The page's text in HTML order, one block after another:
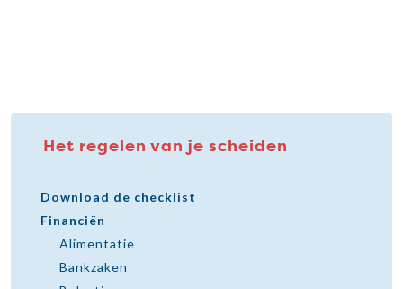
Het regelen van je scheiden
Download de checklist
Financiën
Alimentatie
Bankzaken